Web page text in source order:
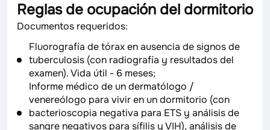
Reglas de ocupación del dormitorio
Documentos requeridos:
Fluorografía de tórax en ausencia de signos de
tuberculosis (con radiografía y resultados del
examen). Vida útil - 6 meses;
Informe médico de un dermatólogo /
venereólogo para vivir en un dormitorio (con
bacterioscopia negativa para ETS y análisis de
sangre negativos para sífilis y VIH), análisis de